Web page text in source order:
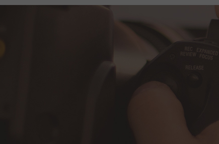
눈밑성형
LED다크써클
수프(SOOF)하안검